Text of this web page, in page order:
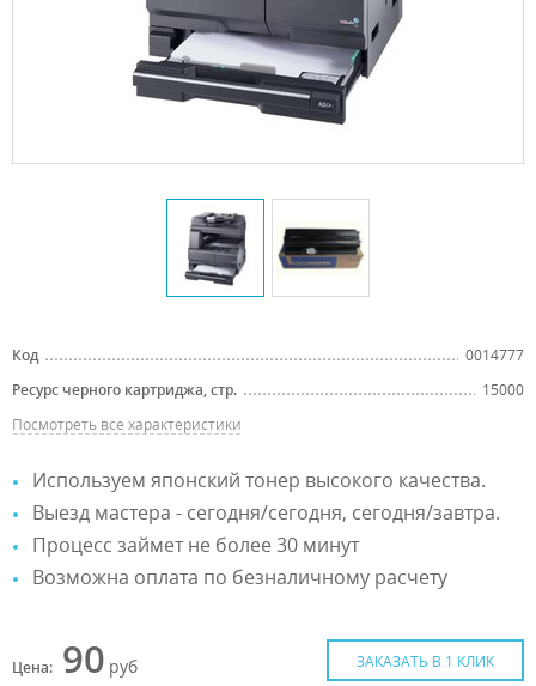
Код
0014777
Ресурс черного картриджа, стр.
15000
Посмотреть все характеристики
Используем японский тонер высокого качества.
Выезд мастера - сегодня/сегодня, сегодня/завтра.
Процесс займет не более 30 минут
Возможна оплата по безналичному расчету
Цена: 90 руб ЗАКАЗАТЬ В 1 КЛИК